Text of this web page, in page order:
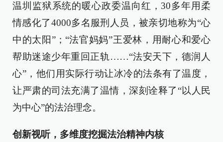
温圳监狱系统的暖心政委温向红，30多年用柔
情感化了4000多名服刑人员，被亲切地称为“心
中的太阳”；“法官妈妈”王爱林，用耐心和爱心
帮助迷途少年重回正轨……“法安天下，德润人
心”，他们用实际行动让冰冷的法条有了温度，
让严肃的司法充满了温情，深刻诠释了“以人民
为中心”的法治理念。
创新视听，多维度挖掘法治精神内核